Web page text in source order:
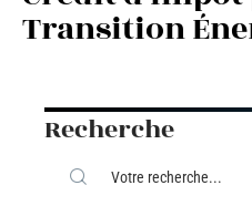
Transition
Recherche